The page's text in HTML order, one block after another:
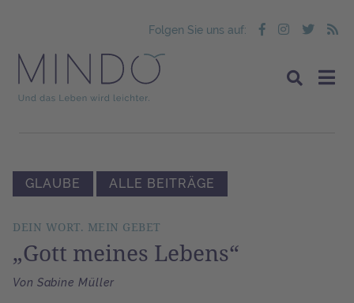
Folgen Sie uns auf:
GLAUBE ALLE BEITRÄGE
DEIN WORT. MEIN GEBET
„Gott meines Lebens“
Von Sabine Müller